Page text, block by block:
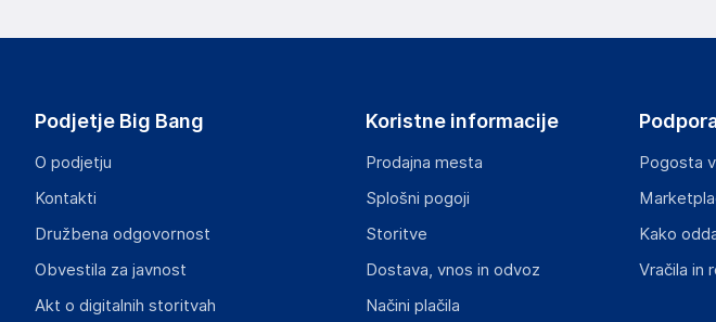
Podjetje Big Bang
O podjetju
Kontakti
Družbena odgovornost
Obvestila za javnost
Akt o digitalnih storitvah
Koristne informacije
Prodajna mesta
Splošni pogoji
Storitve
Dostava, vnos in odvoz
Načini plačila
Pogosta
Kako
Vračila in